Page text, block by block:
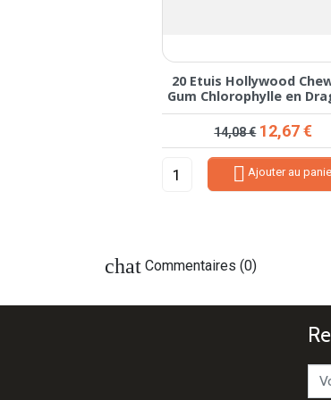
20 Etuis Hollywood
Gum Chlorophylle en
Prix de base
14,08 € Prix
12,67 €
 Ajouter au
chat Commentaires (0)